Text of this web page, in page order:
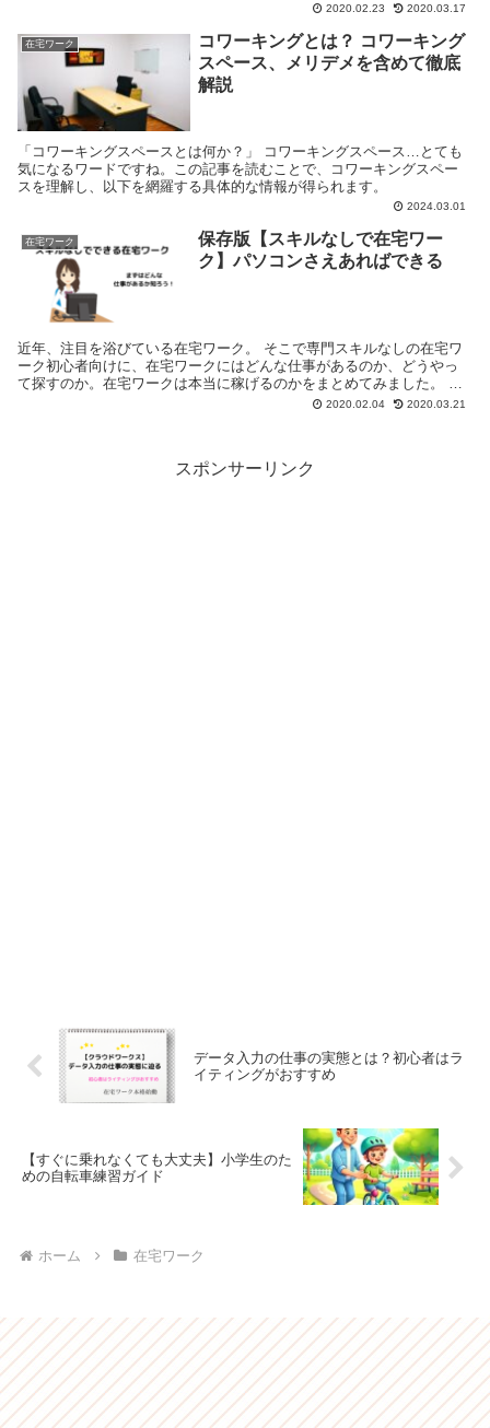
2020.02.23 2020.03.17
在宅ワーク
コワーキングとは？ コワーキング
スペース、メリデメを含めて徹底
解説
「コワーキングスペースとは何か？」 コワーキングスペース…とても
気になるワードですね。この記事を読むことで、コワーキングスペー
スを理解し、以下を網羅する具体的な情報が得られます。
2024.03.01
在宅ワーク
保存版【スキルなしで在宅ワー
ク】パソコンさえあればできる
近年、注目を浴びている在宅ワーク。 そこで専門スキルなしの在宅ワ
ーク初心者向けに、在宅ワークにはどんな仕事があるのか、どうやっ
て探すのか。在宅ワークは本当に稼げるのかをまとめてみました。 き
なこ 在宅ワークって内職のこと？ ユコ そうだね。...
2020.02.04 2020.03.21
スポンサーリンク
データ入力の仕事の実態とは？初心者はラ
イティングがおすすめ
【すぐに乗れなくても大丈夫】小学生のた
めの自転車練習ガイド
ホーム 在宅ワーク